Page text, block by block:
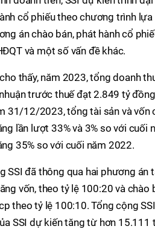
cổ phiếu theo chương trình
án chào bán, phát hành cổ
và một số vấn đề khác.
thấy, năm 2023, tổng doanh
trước thuế đạt 2.849 tỷ
31/12/2023, tổng tài sản và vốn
lần lượt 33% và 3% so với cuối
35% so với cuối năm 2022.
SSI đã thông qua hai phương
vốn, theo tỷ lệ 100:20 và
theo tỷ lệ 100:10. Tổng cộng
SSI dự kiến tăng từ hơn